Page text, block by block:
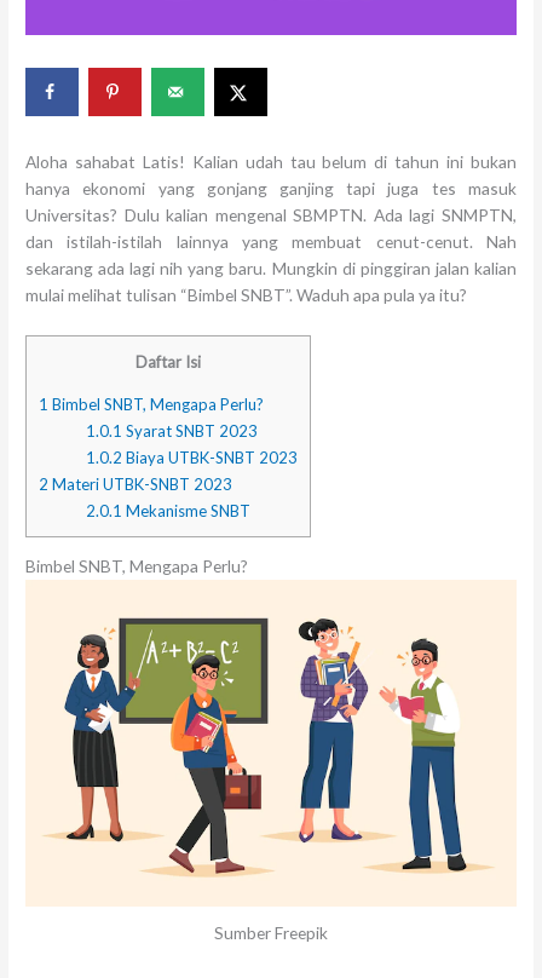
Aloha sahabat Latis! Kalian udah tau belum di tahun ini bukan
hanya ekonomi yang gonjang ganjing tapi juga tes masuk
Universitas? Dulu kalian mengenal SBMPTN. Ada lagi SNMPTN,
dan istilah-istilah lainnya yang membuat cenut-cenut. Nah
sekarang ada lagi nih yang baru. Mungkin di pinggiran jalan kalian
mulai melihat tulisan “Bimbel SNBT”. Waduh apa pula ya itu?
Daftar Isi
1 Bimbel SNBT, Mengapa Perlu?
1.0.1 Syarat SNBT 2023
1.0.2 Biaya UTBK-SNBT 2023
2 Materi UTBK-SNBT 2023
2.0.1 Mekanisme SNBT
Bimbel SNBT, Mengapa Perlu?
Sumber Freepik